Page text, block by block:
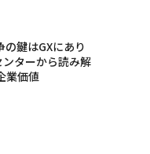
の鍵はGXにあり
ターから読み解
業価値